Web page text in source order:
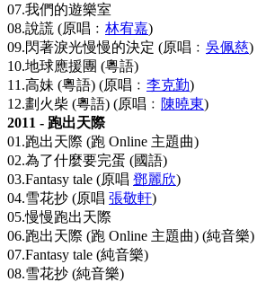
07.我們的遊樂室
08.說謊 (原唱﹕ 林宥嘉)
09.閃著淚光慢慢的決定 (原唱﹕ 吳佩慈)
10.地球應援團 (粵語)
11.高妹 (粵語) (原唱﹕ 李克勤)
12.劃火柴 (粵語) (原唱﹕ 陳曉東)
2011 - 跑出天際
01.跑出天際 (跑 Online 主題曲)
02.為了什麼要完蛋 (國語)
03.Fantasy tale (原唱 鄧麗欣)
04.雪花抄 (原唱 張敬軒)
05.慢慢跑出天際
06.跑出天際 (跑 Online 主題曲) (純音樂)
07.Fantasy tale (純音樂)
08.雪花抄 (純音樂)